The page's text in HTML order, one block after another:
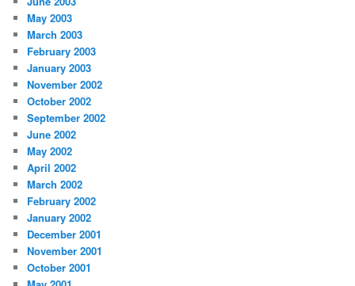
May 2003
March 2003
February 2003
January 2003
November 2002
October 2002
September 2002
June 2002
May 2002
April 2002
March 2002
February 2002
January 2002
December 2001
November 2001
October 2001